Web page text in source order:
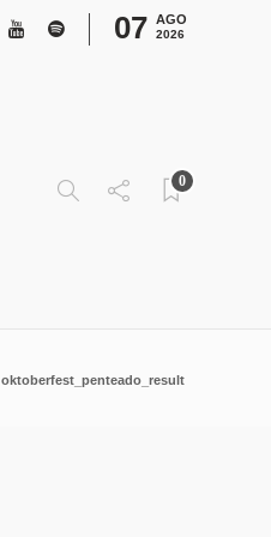
07 AGO
2026
0
oktoberfest_penteado_result